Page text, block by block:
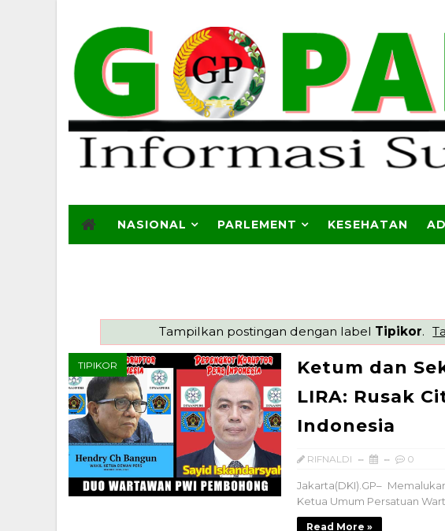
NASIONAL PARLEMENT KESEHATAN
Tampilkan postingan dengan label Tipikor.
TIPIKOR
Ketum dan
LIRA: Rusak
Indonesia
RIFNALDI 0
Jakarta(DKI).GP–
Ketua Umum Persatuan
Read More »